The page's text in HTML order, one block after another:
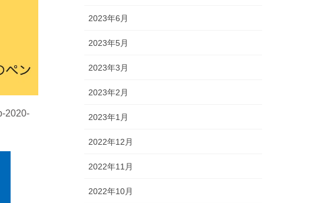
2020-
2023年6月
2023年5月
2023年3月
2023年2月
2023年1月
2022年12月
2022年11月
2022年10月